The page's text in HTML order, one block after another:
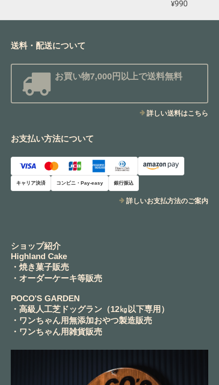
¥990
送料・配送について
お買い物7,000円以上で送料無料
詳しい送料はこちら
お支払い方法について
キャリア決済 コンビニ・Pay-easy 銀行振込
詳しいお支払方法のご案内
ショップ紹介
Highland Cake
・焼き菓子販売
・オーダーケーキ等販売
POCO'S GARDEN
・高級人工芝ドッグラン（12㎏以下専用）
・ワンちゃん用無添加おやつ製造販売
・ワンちゃん用雑貨販売